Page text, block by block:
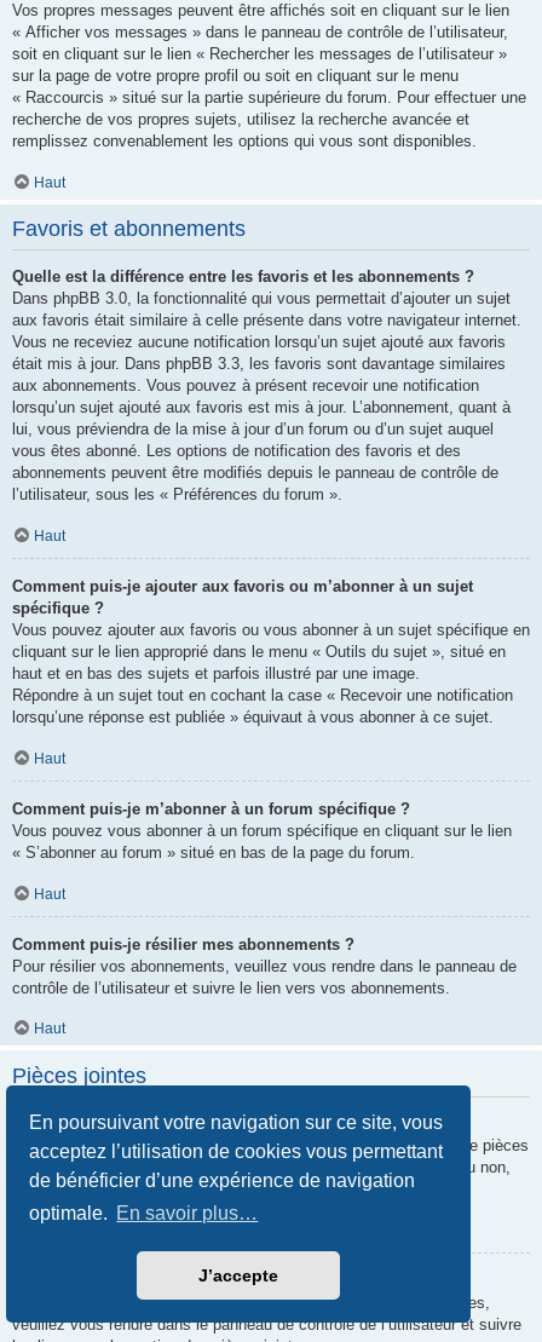
En poursuivant votre navigation sur ce site, vous
acceptez l’utilisation de cookies vous permettant
de bénéficier d’une expérience de navigation
optimale. En savoir plus…
J’accepte
Vos propres messages peuvent être affichés soit en cliquant sur le lien
« Afficher vos messages » dans le panneau de contrôle de l’utilisateur,
soit en cliquant sur le lien « Rechercher les messages de l’utilisateur »
sur la page de votre propre profil ou soit en cliquant sur le menu
« Raccourcis » situé sur la partie supérieure du forum. Pour effectuer une
recherche de vos propres sujets, utilisez la recherche avancée et
remplissez convenablement les options qui vous sont disponibles.
Haut
Favoris et abonnements
Quelle est la différence entre les favoris et les abonnements ?
Dans phpBB 3.0, la fonctionnalité qui vous permettait d’ajouter un sujet
aux favoris était similaire à celle présente dans votre navigateur internet.
Vous ne receviez aucune notification lorsqu’un sujet ajouté aux favoris
était mis à jour. Dans phpBB 3.3, les favoris sont davantage similaires
aux abonnements. Vous pouvez à présent recevoir une notification
lorsqu’un sujet ajouté aux favoris est mis à jour. L’abonnement, quant à
lui, vous préviendra de la mise à jour d’un forum ou d’un sujet auquel
vous êtes abonné. Les options de notification des favoris et des
abonnements peuvent être modifiés depuis le panneau de contrôle de
l’utilisateur, sous les « Préférences du forum ».
Haut
Comment puis-je ajouter aux favoris ou m’abonner à un sujet
spécifique ?
Vous pouvez ajouter aux favoris ou vous abonner à un sujet spécifique en
cliquant sur le lien approprié dans le menu « Outils du sujet », situé en
haut et en bas des sujets et parfois illustré par une image.
Répondre à un sujet tout en cochant la case « Recevoir une notification
lorsqu’une réponse est publiée » équivaut à vous abonner à ce sujet.
Haut
Comment puis-je m’abonner à un forum spécifique ?
Vous pouvez vous abonner à un forum spécifique en cliquant sur le lien
« S’abonner au forum » situé en bas de la page du forum.
Haut
Comment puis-je résilier mes abonnements ?
Pour résilier vos abonnements, veuillez vous rendre dans le panneau de
contrôle de l’utilisateur et suivre le lien vers vos abonnements.
Haut
Pièces jointes
Quelles pièces jointes sont autorisées sur ce forum ?
Chaque administrateur peut autoriser ou interdire certains types de pièces
jointes. Si vous n’êtes pas certain de savoir ce qui est autorisé ou non,
nous vous invitons à contacter un administrateur du forum.
Comment puis-je retrouver toutes mes pièces jointes ?
Pour retrouver la liste des pièces jointes que vous avez transférées,
veuillez vous rendre dans le panneau de contrôle de l’utilisateur et suivre